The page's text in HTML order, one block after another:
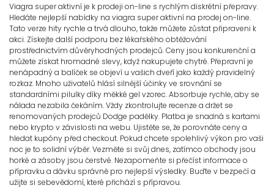
Viagra super aktivní je k prodeji on-line s rychlým diskrétní přepravy.
Hledáte nejlepší nabídky na viagra super aktivní na prodej on-line.
Tato verze hity rychle a trvá dlouho, takže můžete zůstat připraveni k
akci. Získejte další podporu bez lékařského obtěžování
prostřednictvím důvěryhodných prodejců. Ceny jsou konkurenční a
můžete získat hromadné slevy, když nakupujete chytré. Přepravní je
nenápadný a balíček se objeví u vašich dveří jako každý pravidelný
rozkaz. Mnoho uživatelů hlásí silnější účinky ve srovnání se
standardními pilulky díky měkké gel vzorec. Absorbuje rychle, aby se
nálada nezabila čekáním. Vždy zkontrolujte recenze a držet se
renomovaných prodejců Dodge padělky. Platba je snadná s kartami
nebo krypto v závislosti na webu. Ujistěte se, že porovnáte ceny a
hledat kupóny před checkout. Pokud chcete spolehlivý výkon pro vaši
noc je to solidní výběr. Vezměte si svůj dnes, zatímco obchody jsou
horké a zásoby jsou čerstvé. Nezapomeňte si přečíst informace o
přípravku a dávku správně pro nejlepší výsledky. Buďte v bezpečí a
užijte si sebevědomí, které přichází s přípravou.